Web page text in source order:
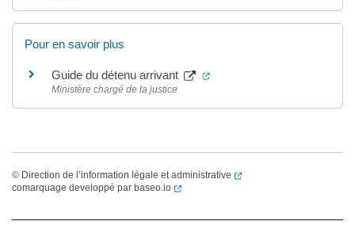
Pour en savoir plus
Guide du détenu arrivant (ouverture dans un nouvel
Ministère chargé de la justice
© Direction de l’information légale et administrative
(ouverture dans un
comarquage developpé par baseo.io (ouverture dans un nouvel onglet)